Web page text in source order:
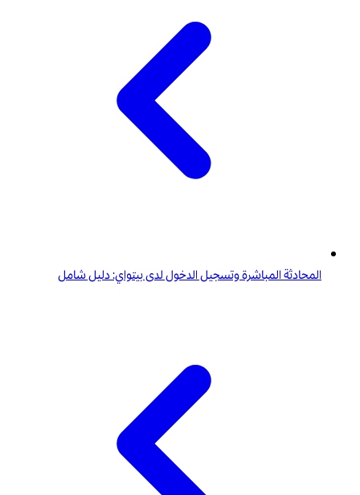
المحادثة المباشرة وتسجيل الدخول لدى بيتواي: دليل شامل